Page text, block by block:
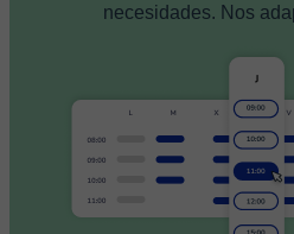
necesidades. Nos